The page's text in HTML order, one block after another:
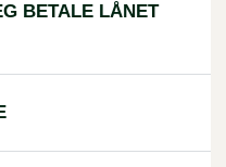
BETALE LÅNET